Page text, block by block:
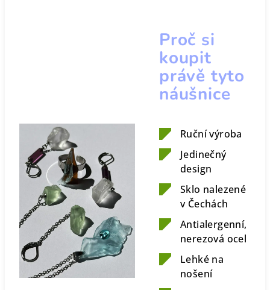
Proč si
koupit
právě tyto
náušnice
Ruční výroba
Jedinečný
design
Sklo nalezené
v Čechách
Antialergenní,
nerezová ocel
Lehké na
nošení